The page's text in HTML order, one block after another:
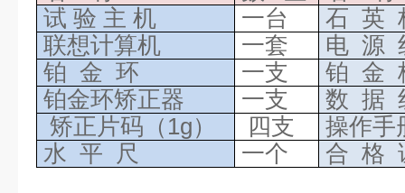
试 验 主 机 一台 石 英
联想计算机
一套 电 源
铂 金 环 一支 铂 金
铂金环矫正器
一支 数 据
矫正片码（ 1g） 四支
操作手
水 平 尺 一个 合 格